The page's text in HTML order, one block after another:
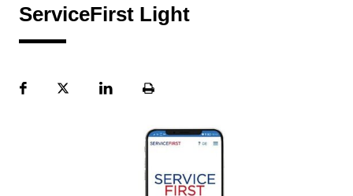
ServiceFirst Light
FacebookPlattformLinekdInSeite